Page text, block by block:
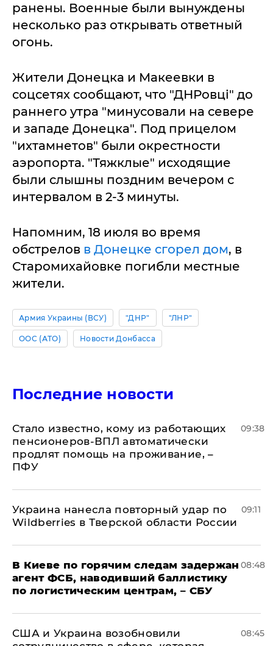
ранены. Военные были вынуждены
несколько раз открывать ответный
огонь.
Жители Донецка и Макеевки в
соцсетях сообщают, что "ДНРовці" до
раннего утра "минусовали на севере
и западе Донецка". Под прицелом
"ихтамнетов" были окрестности
аэропорта. "Тяжклые" исходящие
были слышны поздним вечером с
интервалом в 2-3 минуты.
Напомним, 18 июля во время
обстрелов в Донецке сгорел дом, в
Старомихайовке погибли местные
жители.
Армия Украины (ВСУ) "ДНР" "ЛНР"
ООС (АТО) Новости Донбасса
Последние новости
Стало известно, кому из работающих
пенсионеров-ВПЛ автоматически
продлят помощь на проживание, –
ПФУ
09:38
Украина нанесла повторный удар по
Wildberries в Тверской области России
09:11
В Киеве по горячим следам задержан
агент ФСБ, наводивший баллистику
по логистическим центрам, – СБУ
08:48
США и Украина возобновили
08:45